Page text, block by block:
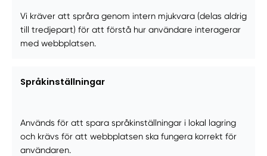
Vi kräver att språra genom intern mjukvara (delas aldrig
till tredjepart) för att förstå hur användare interagerar
med webbplatsen.
Språkinställningar
Används för att spara språkinställningar i lokal lagring
och krävs för att webbplatsen ska fungera korrekt för
användaren.